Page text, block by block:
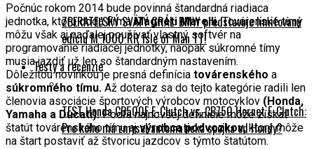
ZBERATEĽSKÝ SVÄTÝ GRÁL: BMW predstavuje limitovanú
edíciu M 1000 RR Isle of Man TT!
Testy a recenzie
TEST Honda CB500F E-Clutch vs. CB750 Hornet E-Clutch:
Pre koho má zmysel automatická spojka od Hondy?
Počnúc rokom 2014 bude povinná štandardná riadiaca
jednotka, ktorú dodá firmaMagneti Marelli.Továrenské tímy
môžu však aj naďalej používať vlastný softvér na
programovanie riadiacej jednotky, naopak súkromné tímy
musia jazdiť už len so štandardným nastavením.
Dôležitou novinkou je presná definícia továrenského a
súkromného tímu. Až doteraz sa do tejto kategórie radili len
členovia asociácie športových výrobcov motocyklov (Honda,
Yamaha a Ducati).Podľa najnovšej definície môže získať
štatút továrenského tímu ajvýrobca podvozkov,ktorý môže
na štart postaviť až štvoricu jazdcov s týmto štatútom.